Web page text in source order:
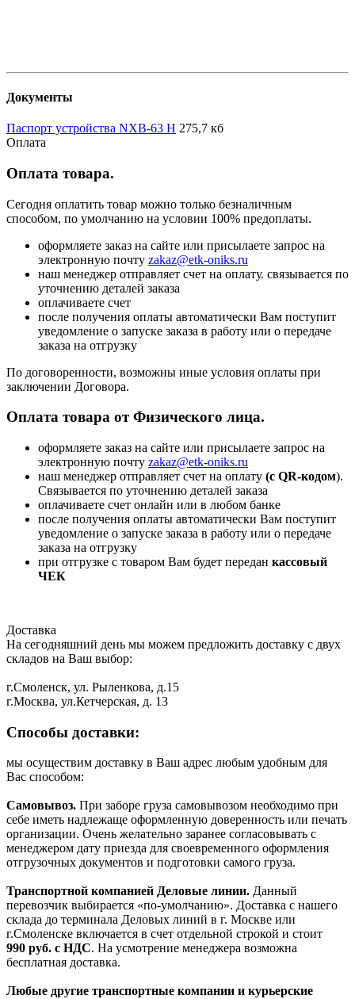
Документы
Паспорт устройства NXB-63 H 275,7 кб
Оплата
Оплата товара.
Сегодня оплатить товар можно только безналичным
способом, по умолчанию на условии 100% предоплаты.
оформляете заказ на сайте или присылаете запрос на
электронную почту zakaz@etk-oniks.ru
наш менеджер отправляет счет на оплату. связывается по
уточнению деталей заказа
оплачиваете счет
после получения оплаты автоматически Вам поступит
уведомление о запуске заказа в работу или о передаче
заказа на отгрузку
По договоренности, возможны иные условия оплаты при
заключении Договора.
Оплата товара от Физического лица.
оформляете заказ на сайте или присылаете запрос на
электронную почту zakaz@etk-oniks.ru
наш менеджер отправляет счет на оплату (с QR-кодом).
Связывается по уточнению деталей заказа
оплачиваете счет онлайн или в любом банке
после получения оплаты автоматически Вам поступит
уведомление о запуске заказа в работу или о передаче
заказа на отгрузку
при отгрузке с товаром Вам будет передан кассовый
ЧЕК
Доставка
На сегодняшний день мы можем предложить доставку с двух
складов на Ваш выбор:
г.Смоленск, ул. Рыленкова, д.15
г.Москва, ул.Кетчерская, д. 13
Способы доставки:
мы осуществим доставку в Ваш адрес любым удобным для
Вас способом:
Самовывоз. При заборе груза самовывозом необходимо при
себе иметь надлежаще оформленную доверенность или печать
организации. Очень желательно заранее согласовывать с
менеджером дату приезда для своевременного оформления
отгрузочных документов и подготовки самого груза.
Транспортной компанией Деловые линии. Данный
перевозчик выбирается «по-умолчанию». Доставка с нашего
склада до терминала Деловых линий в г. Москве или
г.Смоленске включается в счет отдельной строкой и стоит
990 руб. с НДС. На усмотрение менеджера возможна
бесплатная доставка.
Любые другие транспортные компании и курьерские